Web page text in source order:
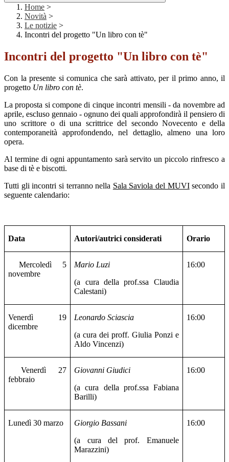
Home >
Novità >
Le notizie >
Incontri del progetto "Un libro con tè"
Incontri del progetto "Un libro con tè"
Con la presente si comunica che sarà attivato, per il primo anno, il
progetto Un libro con tè.
La proposta si compone di cinque incontri mensili - da novembre ad
aprile, escluso gennaio - ognuno dei quali approfondirà il pensiero di
uno scrittore o di una scrittrice del secondo Novecento e della
contemporaneità approfondendo, nel dettaglio, almeno una loro
opera.
Al termine di ogni appuntamento sarà servito un piccolo rinfresco a
base di tè e biscotti.
Tutti gli incontri si terranno nella Sala Saviola del MUVIsecondo il
seguente calendario:
Data Autori/autrici considerati Orario
Mercoledì 5
novembre
Mario Luzi
(a cura della prof.ssa Claudia
Calestani)
16:00
Venerdì 19
dicembre
Leonardo Sciascia
(a cura dei proff. Giulia Ponzi e
Aldo Vincenzi)
16:00
Venerdì 27
febbraio
Giovanni Giudici
(a cura della prof.ssa Fabiana
Barilli)
16:00
Lunedì 30 marzo
Giorgio Bassani
(a cura del prof. Emanuele
Marazzini)
16:00